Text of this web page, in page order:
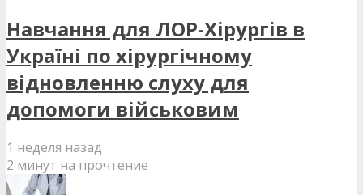
Навчання для ЛОР-Хірургів в
Україні по хірургічному
відновленню слуху для
допомоги військовим
1 неделя назад
2 минут на прочтение